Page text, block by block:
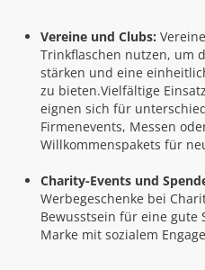
Vereine und Clubs:
Trinkflaschen nutzen, um
stärken und eine
zu bieten.Vielfältige
eignen sich für
Firmenevents, Messen
Willkommenspakets für
Charity-Events und
Werbegeschenke bei
Bewusstsein für eine gute
Marke mit sozialem